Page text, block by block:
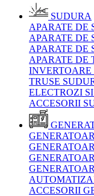
SUDURA
APARATE DE
APARATE DE
APARATE DE
APARATE DE
INVERTOARE
TRUSE
ELECTROZI
ACCESORII
ACCESORII